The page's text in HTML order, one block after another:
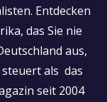
Entdecken
das Sie nie
aus,
steuert als das
seit 2004